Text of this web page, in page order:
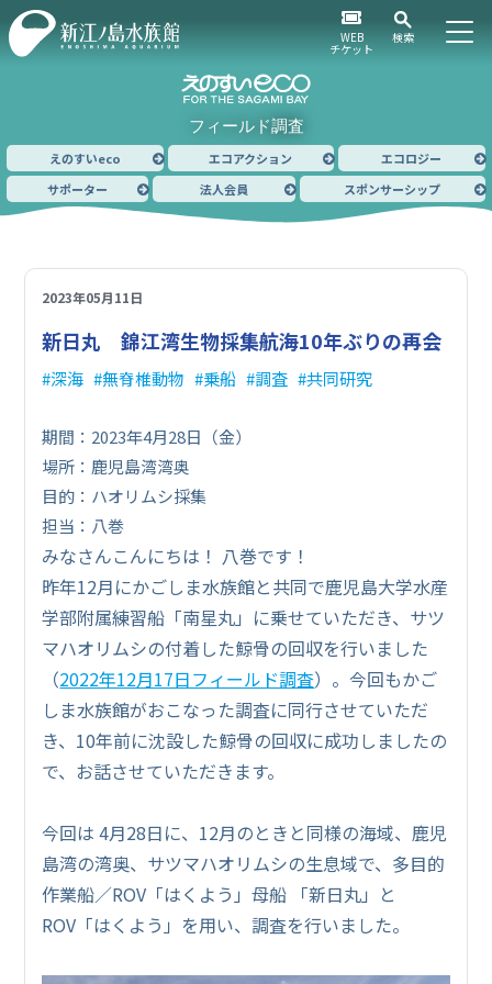
WEB
チケット
検索
フィールド調査
えのすいeco エコアクション
エコロジー
サポーター
法人会員 スポンサーシップ
2023年05月11日
新日丸 錦江湾生物採集航海10年ぶりの再会
深海 無脊椎動物 乗船 調査 共同研究
期間：2023年4月28日（金）
場所：鹿児島湾湾奥
目的：ハオリムシ採集
担当：八巻
みなさんこんにちは！ 八巻です！
昨年12月にかごしま水族館と共同で鹿児島大学水産
学部附属練習船「南星丸」に乗せていただき、サツ
マハオリムシの付着した鯨骨の回収を行いました
（2022年12月17日フィールド調査）。今回もかご
しま水族館がおこなった調査に同行させていただ
き、10年前に沈設した鯨骨の回収に成功しましたの
で、お話させていただきます。
今回は 4月28日に、12月のときと同様の海域、鹿児
島湾の湾奥、サツマハオリムシの生息域で、多目的
作業船／ROV「はくよう」母船 「新日丸」と
ROV「はくよう」を用い、調査を行いました。